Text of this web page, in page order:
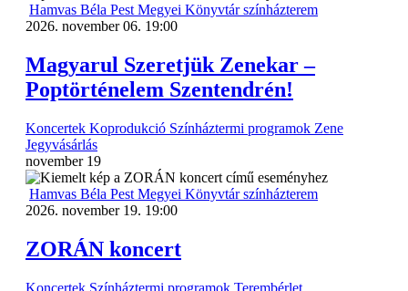
Hamvas Béla Pest Megyei Könyvtár színházterem
2026. november 06. 19:00
Magyarul Szeretjük Zenekar –
Poptörténelem Szentendrén!
Koncertek Koprodukció Színháztermi programok Zene
Jegyvásárlás
november 19
Hamvas Béla Pest Megyei Könyvtár színházterem
2026. november 19. 19:00
ZORÁN koncert
Koncertek Színháztermi programok Terembérlet